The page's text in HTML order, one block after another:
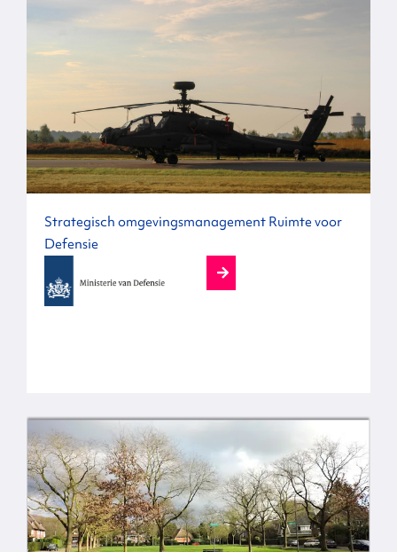
Strategisch omgevingsmanagement Ruimte voor
Defensie